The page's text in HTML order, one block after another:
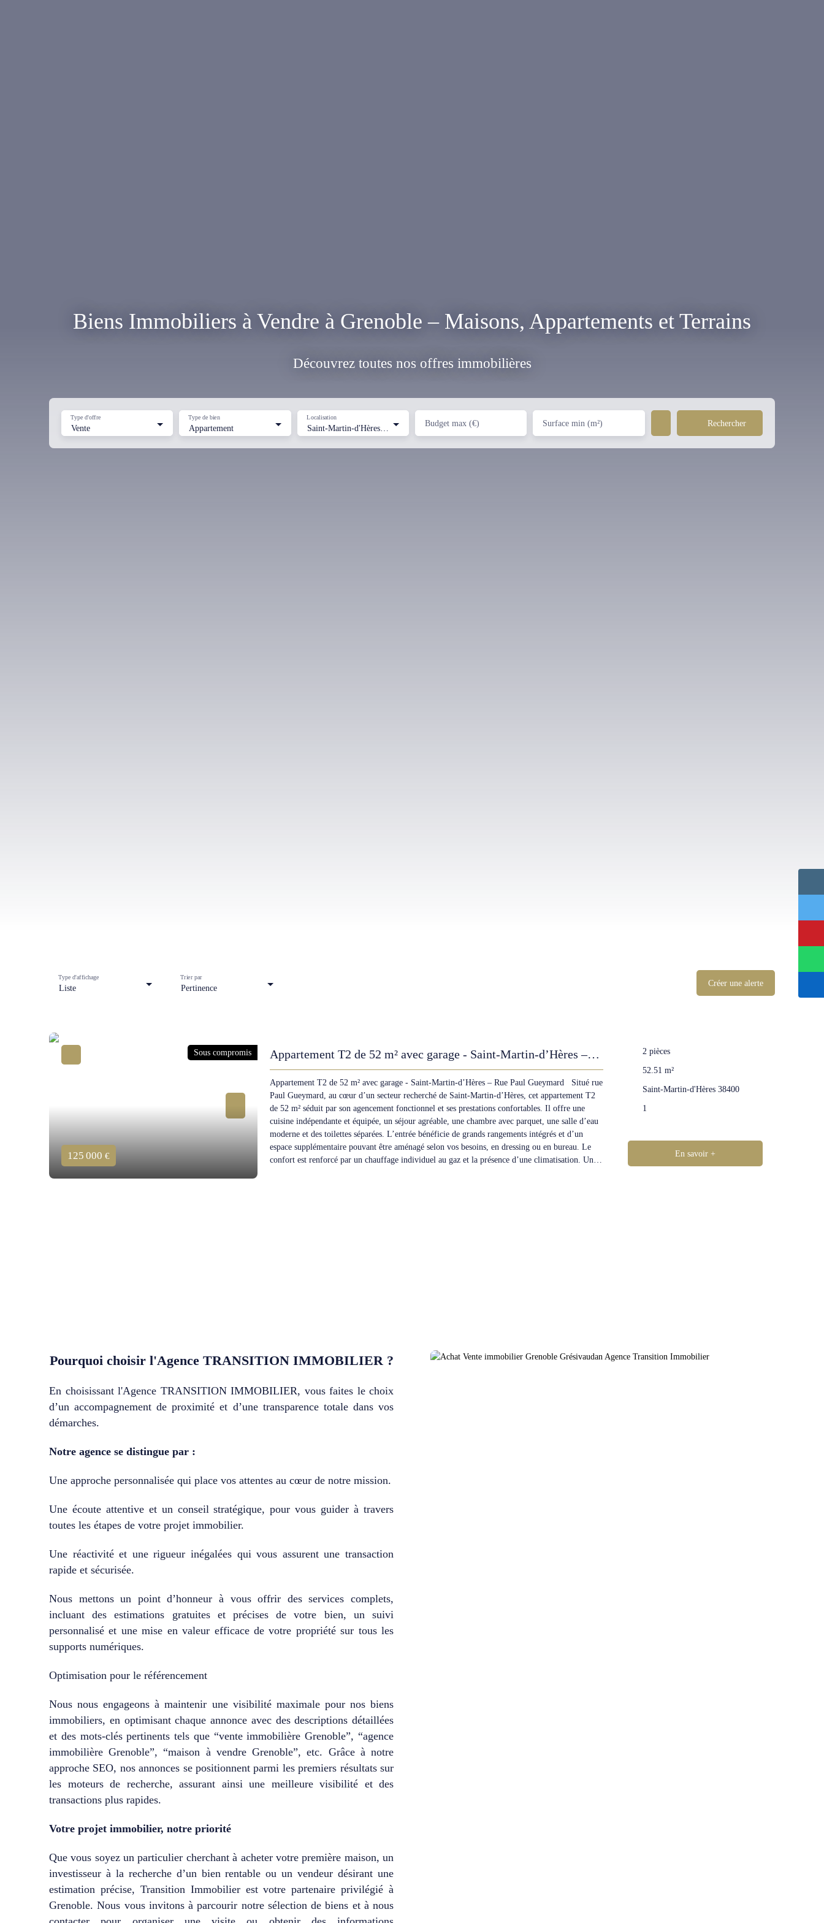
Biens Immobiliers à Vendre à Grenoble – Maisons, Appartements et Terrains
Découvrez toutes nos offres immobilières
Vente
Type d'offre
Appartement
Type de bien
Saint-Martin-d'Hères (38400)
Localisation
Budget max (€) Surface min (m²) Rechercher
Liste
Type d'affichage
Pertinence
Trier par
Créer une alerte
Sous compromis
125 000 €
Appartement T2 de 52 m² avec garage - Saint-Martin-d’Hères –
Rue Paul Gueymard
Appartement T2 de 52 m² avec garage - Saint-Martin-d’Hères – Rue Paul Gueymard Situé rue
Paul Gueymard, au cœur d’un secteur recherché de Saint-Martin-d’Hères, cet appartement T2
de 52 m² séduit par son agencement fonctionnel et ses prestations confortables. Il offre une
cuisine indépendante et équipée, un séjour agréable, une chambre avec parquet, une salle d’eau
moderne et des toilettes séparées. L’entrée bénéficie de grands rangements intégrés et d’un
espace supplémentaire pouvant être aménagé selon vos besoins, en dressing ou en bureau. Le
confort est renforcé par un chauffage individuel au gaz et la présence d’une climatisation. Un
2 pièces
52.51 m²
Saint-Martin-d'Hères 38400
1
En savoir +
Pourquoi choisir l'Agence TRANSITION IMMOBILIER ?
En choisissant l'Agence TRANSITION IMMOBILIER, vous faites le choix
d’un accompagnement de proximité et d’une transparence totale dans vos
démarches.
Notre agence se distingue par :
Une approche personnalisée qui place vos attentes au cœur de notre mission.
Une écoute attentive et un conseil stratégique, pour vous guider à travers
toutes les étapes de votre projet immobilier.
Une réactivité et une rigueur inégalées qui vous assurent une transaction
rapide et sécurisée.
Nous mettons un point d’honneur à vous offrir des services complets,
incluant des estimations gratuites et précises de votre bien, un suivi
personnalisé et une mise en valeur efficace de votre propriété sur tous les
supports numériques.
Optimisation pour le référencement
Nous nous engageons à maintenir une visibilité maximale pour nos biens
immobiliers, en optimisant chaque annonce avec des descriptions détaillées
et des mots-clés pertinents tels que “vente immobilière Grenoble”, “agence
immobilière Grenoble”, “maison à vendre Grenoble”, etc. Grâce à notre
approche SEO, nos annonces se positionnent parmi les premiers résultats sur
les moteurs de recherche, assurant ainsi une meilleure visibilité et des
transactions plus rapides.
Votre projet immobilier, notre priorité
Que vous soyez un particulier cherchant à acheter votre première maison, un
investisseur à la recherche d’un bien rentable ou un vendeur désirant une
estimation précise, Transition Immobilier est votre partenaire privilégié à
Grenoble. Nous vous invitons à parcourir notre sélection de biens et à nous